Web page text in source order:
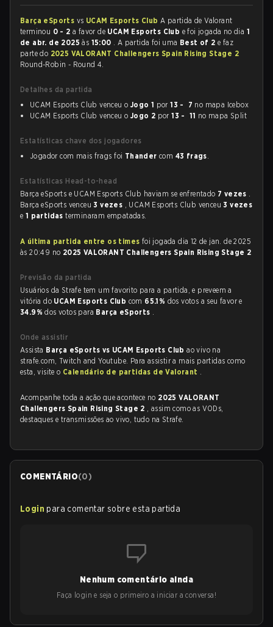
Barça eSports vs UCAM Esports ClubA partida de Valorant
terminou 0 - 2 a favor de UCAM Esports Club e foi jogada no dia 1
de abr. de 2025às 15:00 . A partida foi uma Best of 2e faz
parte do 2025 VALORANT Challengers Spain Rising Stage 2
Round-Robin - Round 4.
Detalhes da partida
UCAM Esports Club venceu o Jogo 1 por13 - 7 no mapa Icebox
UCAM Esports Club venceu o Jogo 2 por13 - 11 no mapa Split
Estatísticas chave dos jogadores
Jogador com mais frags foi Thander com 43 frags.
Estatísticas Head-to-head
Barça eSports e UCAM Esports Club haviam se enfrentado 7 vezes .
Barça eSports venceu3 vezes , UCAM Esports Club venceu3 vezes
e 1 partidasterminaram empatadas.
A última partida entre os times foi jogada dia 12 de jan. de 2025
às 20:49 no 2025 VALORANT Challengers Spain Rising Stage 2
Previsão da partida
Usuários da Strafe tem um favorito para a partida, e preveem a
vitória do UCAM Esports Club com 65.1% dos votos a seu favor e
34.9%dos votos para Barça eSports .
Onde assistir
Assista Barça eSports vs UCAM Esports Clubao vivo na
strafe.com, Twitch and Youtube. Para assistir a mais partidas como
esta, visite o Calendário de partidas de Valorant .
Acompanhe toda a ação que acontece no 2025 VALORANT
Challengers Spain Rising Stage 2 , assim como as VODs,
destaques e transmissões ao vivo, tudo na Strafe.
COMENTÁRIO(0)
Login para comentar sobre esta partida
Nenhum comentário ainda
Faça login e seja o primeiro a iniciar a conversa!